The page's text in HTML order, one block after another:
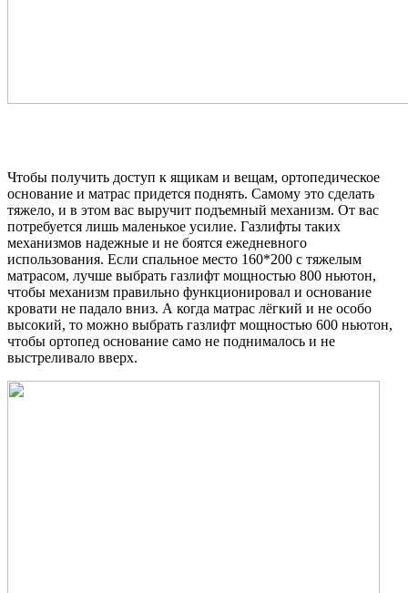
Чтобы получить доступ к ящикам и вещам, ортопедическое
основание и матрас придется поднять. Самому это сделать
тяжело, и в этом вас выручит подъемный механизм. От вас
потребуется лишь маленькое усилие. Газлифты таких
механизмов надежные и не боятся ежедневного
использования. Если спальное место 160*200 с тяжелым
матрасом, лучше выбрать газлифт мощностью 800 ньютон,
чтобы механизм правильно функционировал и основание
кровати не падало вниз. А когда матрас лёгкий и не особо
высокий, то можно выбрать газлифт мощностью 600 ньютон,
чтобы ортопед основание само не поднималось и не
выстреливало вверх.